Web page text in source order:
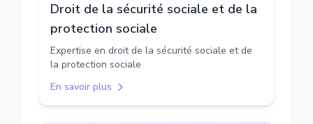
Droit de la sécurité sociale et de la
protection sociale
Expertise en droit de la sécurité sociale et de
la protection sociale
En savoir plus